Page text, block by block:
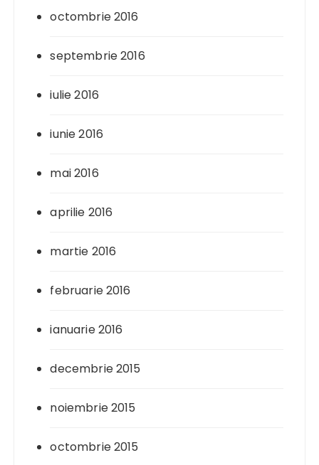
octombrie 2016
septembrie 2016
iulie 2016
iunie 2016
mai 2016
aprilie 2016
martie 2016
februarie 2016
ianuarie 2016
decembrie 2015
noiembrie 2015
octombrie 2015